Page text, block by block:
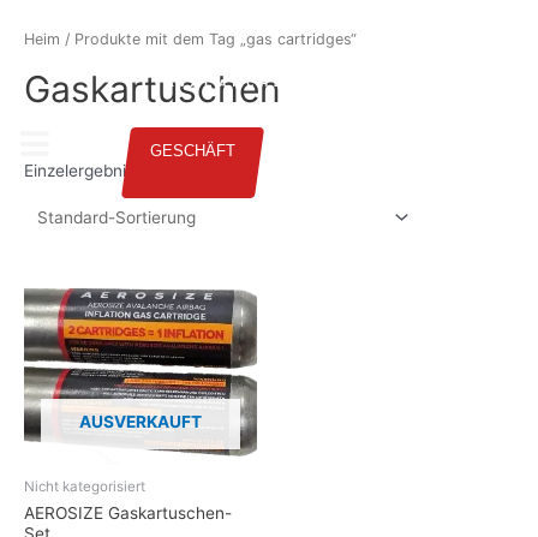
GESCHÄFT
Heim / Produkte mit dem Tag „gas cartridges“
Gaskartuschen
Einzelergebnis anzeigen
AUSVERKAUFT
Nicht kategorisiert
AEROSIZE Gaskartuschen-